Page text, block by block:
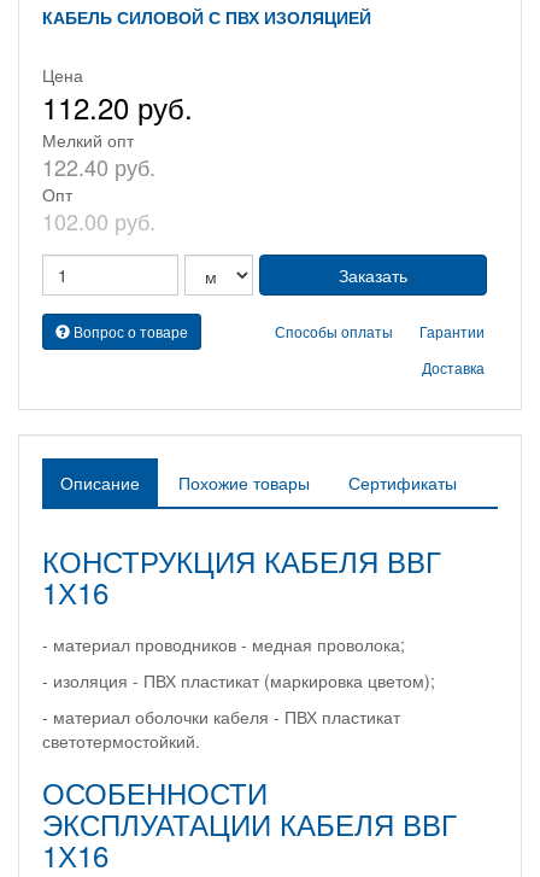
КАБЕЛЬ СИЛОВОЙ С ПВХ ИЗОЛЯЦИЕЙ
Цена
112.20 руб.
Мелкий опт
122.40 руб.
Опт
102.00 руб.
Вопрос о товаре Гарантии
Способы оплаты
Доставка
Описание Похожие товары Сертификаты
КОНСТРУКЦИЯ КАБЕЛЯ ВВГ
1Х16
- материал проводников - медная проволока;
- изоляция - ПВХ пластикат (маркировка цветом);
- материал оболочки кабеля - ПВХ пластикат
светотермостойкий.
ОСОБЕННОСТИ
ЭКСПЛУАТАЦИИ КАБЕЛЯ ВВГ
1Х16